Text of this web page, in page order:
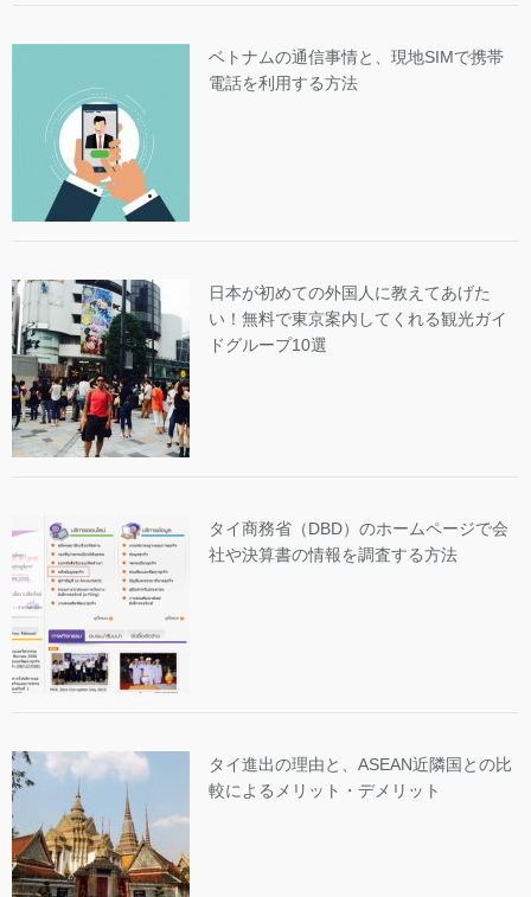
ベトナムの通信事情と、現地SIMで携帯
電話を利用する方法
日本が初めての外国人に教えてあげた
い！無料で東京案内してくれる観光ガイ
ドグループ10選
タイ商務省（DBD）のホームページで会
社や決算書の情報を調査する方法
タイ進出の理由と、ASEAN近隣国との比
較によるメリット・デメリット